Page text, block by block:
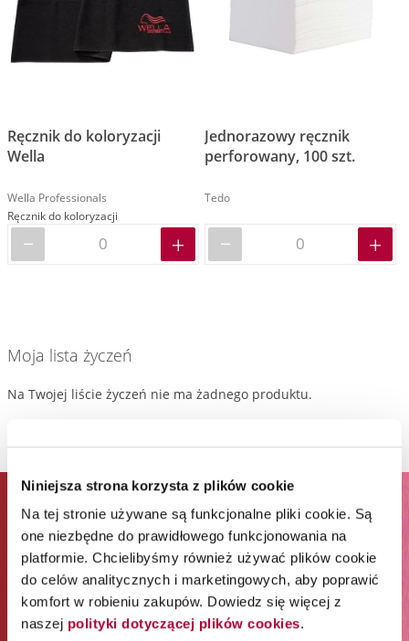
Niniejsza strona korzysta z plików cookie
Na tej stronie używane są funkcjonalne pliki cookie. Są
one niezbędne do prawidłowego funkcjonowania na
platformie. Chcielibyśmy również używać plików cookie
do celów analitycznych i marketingowych, aby poprawić
komfort w robieniu zakupów. Dowiedz się więcej z
naszej polityki dotyczącej plików cookies.
Ręcznik do koloryzacji
Wella
Wella Professionals
Ręcznik do koloryzacji
Jednorazowy ręcznik
perforowany, 100 szt.
Tedo
Moja lista życzeń
Na Twojej liście życzeń nie ma żadnego produktu.
ZAPISZ SIĘ DO NEWSLETTERA I
ODBIERZ 65% RABATU NA
PIERWSZE ZAKUPY*
*Rabat jest jednorazowy. Obejmuje marki Wella